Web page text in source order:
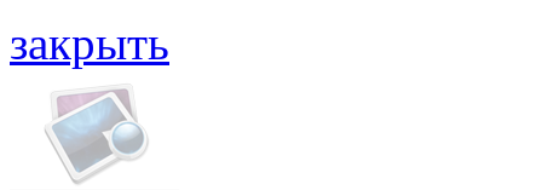
закрыть